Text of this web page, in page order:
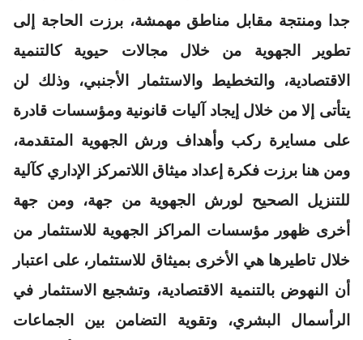
جدا ومنتجة مقابل مناطق مهمشة، برزت الحاجة إلى
تطوير الجهوية من خلال مجالات حيوية كالتنمية
الاقتصادية، والتخطيط والاستثمار الأجنبي، وذلك لن
يتأتى إلا من خلال إيجاد آليات قانونية ومؤسسات قادرة
على مسايرة ركب وأهداف ورش الجهوية المتقدمة،
ومن هنا برزت فكرة إعداد ميثاق اللاتمركز الإداري كآلية
للتنزيل الصحيح لورش الجهوية من جهة، ومن جهة
أخرى ظهور مؤسسات المراكز الجهوية للاستثمار من
خلال تاطيرها هي الأخرى بميثاق للاستثمار، على اعتبار
أن النهوض بالتنمية الاقتصادية، وتشجيع الاستثمار في
الرأسمال البشري، وتقوية التضامن بين الجماعات